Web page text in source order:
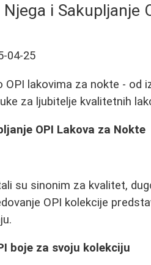
Njega i Sakupljanje
04-25
lakovima za nokte - od
za ljubitelje kvalitetnih
OPI Lakova za Nokte
su sinonim za kvalitet,
OPI kolekcije
boje za svoju kolekciju